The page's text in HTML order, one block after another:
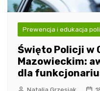
Prewencja i edukacja
Święto Policji w
Mazowieckim:
dla